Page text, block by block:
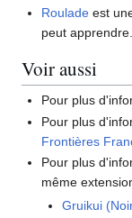
Roulade est
peut apprendre.
Voir aussi
Pour plus
Pour plus
Frontières
Pour plus
même
Gruikui